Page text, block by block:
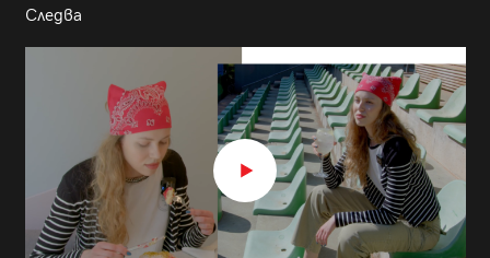
Следва